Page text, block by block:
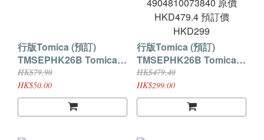
行版Tomica (預訂)
TMSEPHK26B Tomica
TunesTomica And Tom
4904810074595 原價
HKD79.9 預訂價HKD50
HK$79.90
HK$50.00
行版Tomica (預訂)
TMSEPHK26B Tomica
Tunes Disney
Characters Vol.4 Stitch
Collect (一盒6架) 盲盒產
HK$479.40
HK$299.00